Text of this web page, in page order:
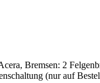
Bremsen: 2
(nur auf